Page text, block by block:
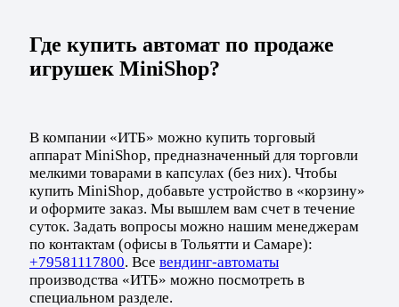
Где купить автомат по продаже
игрушек MiniShop?
В компании «ИТБ» можно купить торговый
аппарат MiniShop, предназначенный для торговли
мелкими товарами в капсулах (без них). Чтобы
купить MiniShop, добавьте устройство в «корзину»
и оформите заказ. Мы вышлем вам счет в течение
суток. Задать вопросы можно нашим менеджерам
по контактам (офисы в Тольятти и Самаре):
+79581117800. Все вендинг-автоматы
производства «ИТБ» можно посмотреть в
специальном разделе.